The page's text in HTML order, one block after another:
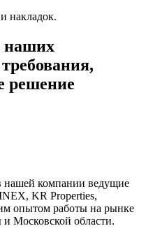
накладок.
наших
решение
нашей компании ведущие
KR Properties,
опытом работы на рынке
Московской области.